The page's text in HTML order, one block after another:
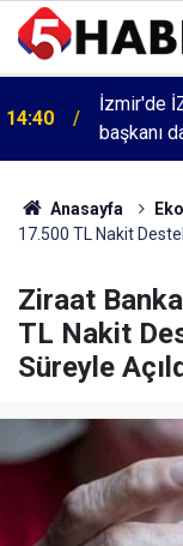
14:40
İzmir'de
başkanı
Anasayfa
17.500 TL Nakit
Ziraat
TL Nakit
Süreyle